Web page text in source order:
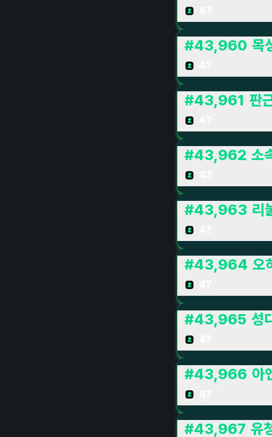
#43,960 목
#43,961 판
#43,962 소
#43,963 리
#43,964 오
#43,965 성
#43,966 아
#43,967 유